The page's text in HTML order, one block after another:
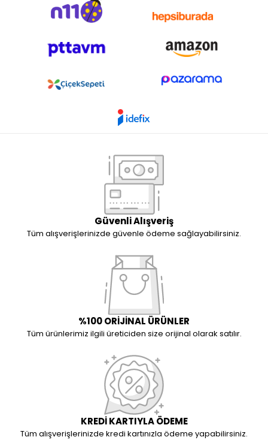
Güvenli Alışveriş
Tüm alışverişlerinizde güvenle ödeme sağlayabilirsiniz.
%100 ORİJİNAL ÜRÜNLER
Tüm ürünlerimiz ilgili üreticiden size orijinal olarak satılır.
KREDİ KARTIYLA ÖDEME
Tüm alışverişlerinizde kredi kartınızla ödeme yapabilirsiniz.